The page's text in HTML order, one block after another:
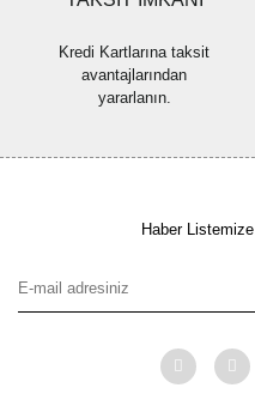
Kredi Kartlarına taksit
avantajlarından
yararlanın.
Haber